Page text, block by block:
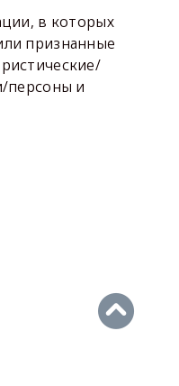
в которых
признанные
персоны и